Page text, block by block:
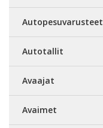
Autopesuvarusteet
Autotallit
Avaajat
Avaimet